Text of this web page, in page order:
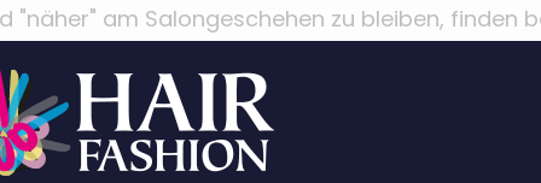
"näher" am Salongeschehen zu bleiben, finden
Gespräche statt, um durch eine direkte
den Weg für erfolgsorientiertes Arbeiten zu
in das neue Jahr! Wir sind motiviert.